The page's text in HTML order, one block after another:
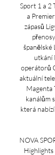
Sport 1 a 2
a
zápasů
španělské
utkání
operátorů
aktuální
Magenta
kanálům
která
NOVA
Highlights